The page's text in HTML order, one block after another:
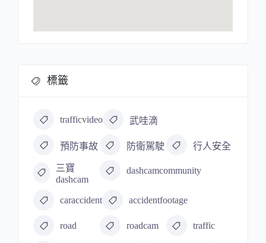
標籤
trafficvideo 武哇滴
預防事故 防衛駕駛 行人安全
三寶
dashcam
dashcamcommunity
caraccident accidentfootage
road roadcam traffic